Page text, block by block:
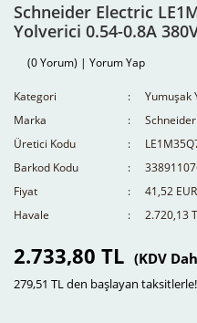
Schneider Electric
Yolverici 0.54-0.8A
(0 Yorum) | Yorum Yap
Kategori
Yumuşak
Marka
Üretici Kodu
Barkod Kodu
Fiyat
41,52
Havale
2.720,13
2.733,80 TL (KDV
279,51 TL den başlayan taksitlerle!